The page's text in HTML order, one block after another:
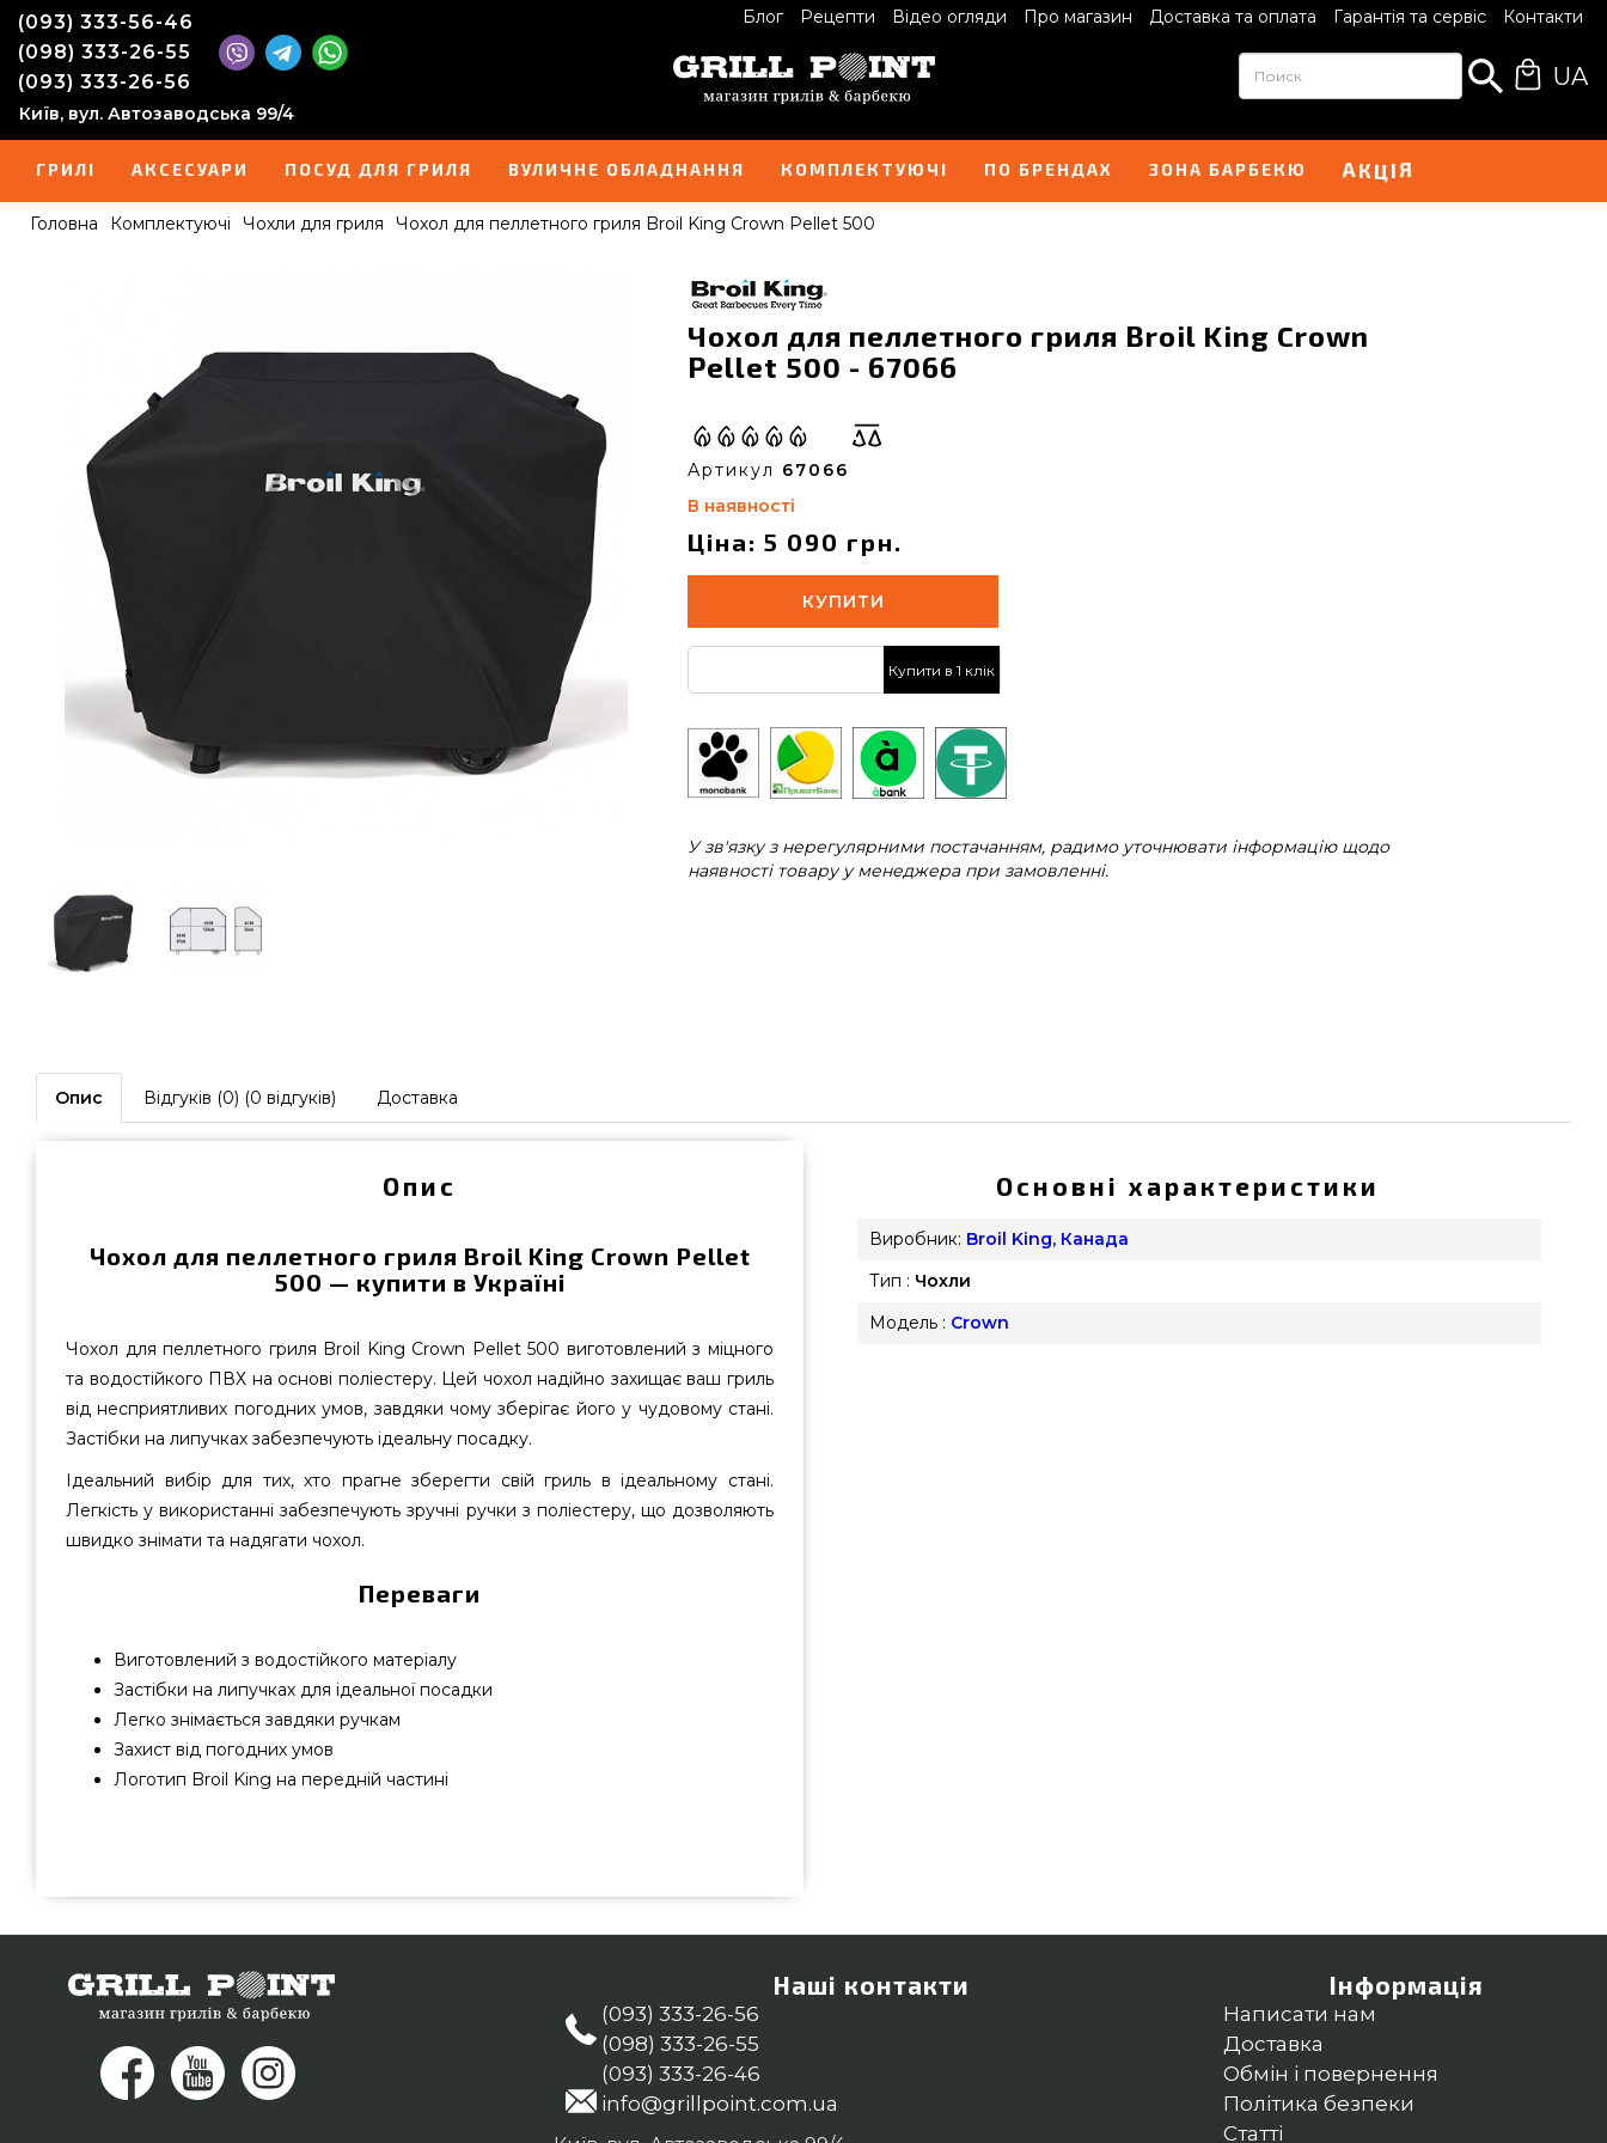
Блог Рецепти Відео огляди Про магазин Доставка та оплата Гарантія та сервіс Контакти
(093) 333-56-46
(098) 333-26-55
(093) 333-26-56
Київ, вул. Автозаводська 99/4
UA
ГРИЛІ АКСЕСУАРИ ПОСУД ДЛЯ ГРИЛЯ ВУЛИЧНЕ ОБЛАДНАННЯ КОМПЛЕКТУЮЧІ ПО БРЕНДАХ ЗОНА БАРБЕКЮ АКЦІЯ
Головна Комплектуючі Чохли для гриля Чохол для пеллетного гриля Broil King Crown Pellet 500
Чохол для пеллетного гриля Broil King Crown
Pellet 500 - 67066
Артикул 67066
В наявності
Ціна: 5 090 грн.
КУПИТИ
Купити в 1 клік
У зв'язку з нерегулярними постачанням, радимо уточнювати інформацію щодо
наявності товару у менеджера при замовленні.
Опис Відгуків (0) (0 відгуків) Доставка
Опис
Чохол для пеллетного гриля Broil King Crown Pellet
500 — купити в Україні
Чохол для пеллетного гриля Broil King Crown Pellet 500 виготовлений з міцного
та водостійкого ПВХ на основі поліестеру. Цей чохол надійно захищає ваш гриль
від несприятливих погодних умов, завдяки чому зберігає його у чудовому стані.
Застібки на липучках забезпечують ідеальну посадку.
Ідеальний вибір для тих, хто прагне зберегти свій гриль в ідеальному стані.
Легкість у використанні забезпечують зручні ручки з поліестеру, що дозволяють
швидко знімати та надягати чохол.
Переваги
Виготовлений з водостійкого матеріалу
Застібки на липучках для ідеальної посадки
Легко знімається завдяки ручкам
Захист від погодних умов
Логотип Broil King на передній частині
магазині грилів та мангалів GrillPoint. Привабливі пропозиції на Чохли для гриля в
каталозі GrillPoint. Наберіть нашим працівникам за телефонним номером (044) 334-76-
Основні характеристики
Виробник: Broil King, Канада
Тип : Чохли
Модель : Crown
Наші контакти
(093) 333-26-56
(098) 333-26-55
(093) 333-26-46
info@grillpoint.com.ua
Інформація
Написати нам
Доставка
Обмін і повернення
Політика безпеки
Статті